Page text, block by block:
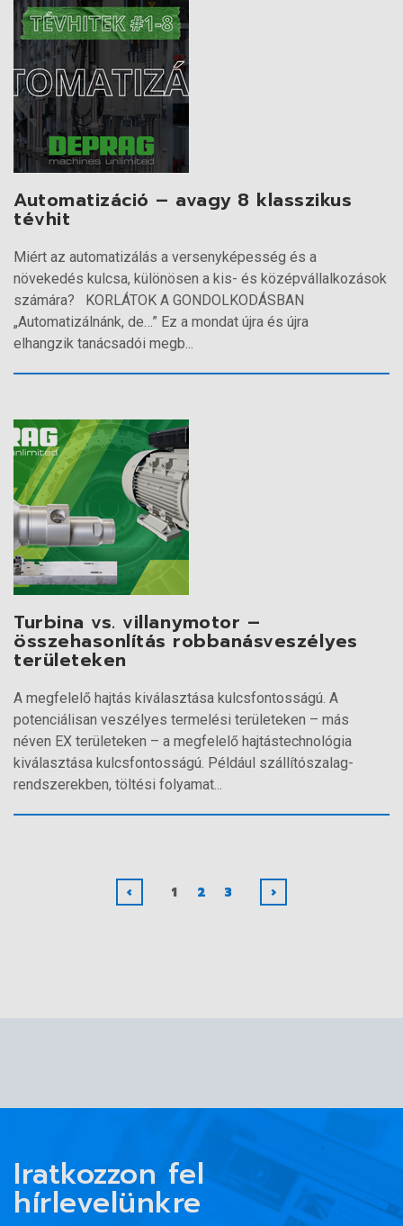
Automatizáció – avagy 8 klasszikus
tévhit
Miért az automatizálás a versenyképesség és a
növekedés kulcsa, különösen a kis- és középvállalkozások
számára? KORLÁTOK A GONDOLKODÁSBAN
„Automatizálnánk, de…” Ez a mondat újra és újra
elhangzik tanácsadói megb...
Turbina vs. villanymotor –
összehasonlítás robbanásveszélyes
területeken
A megfelelő hajtás kiválasztása kulcsfontosságú. A
potenciálisan veszélyes termelési területeken – más
néven EX területeken – a megfelelő hajtástechnológia
kiválasztása kulcsfontosságú. Például szállítószalag-
rendszerekben, töltési folyamat...
‹ 1 2 3 ›
Iratkozzon fel
hírlevelünkre